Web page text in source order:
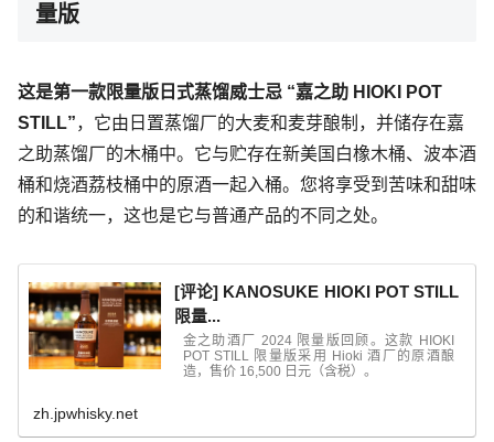
量版
这是第一款限量版日式蒸馏威士忌 “嘉之助 HIOKI POT
STILL”，它由日置蒸馏厂的大麦和麦芽酿制，并储存在嘉
之助蒸馏厂的木桶中。它与贮存在新美国白橡木桶、波本酒
桶和烧酒荔枝桶中的原酒一起入桶。您将享受到苦味和甜味
的和谐统一，这也是它与普通产品的不同之处。
[评论] KANOSUKE HIOKI POT STILL
限量...
金之助酒厂 2024 限量版回顾。这款 HIOKI
POT STILL 限量版采用 Hioki 酒厂的原酒酿
造，售价 16,500 日元（含税）。
zh.jpwhisky.net